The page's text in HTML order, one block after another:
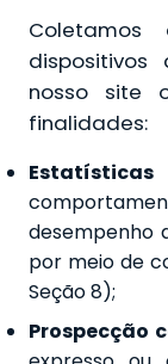
Coletamos
nosso site
finalidades:
desempenho
por meio de
Seção 8);
Prospecção